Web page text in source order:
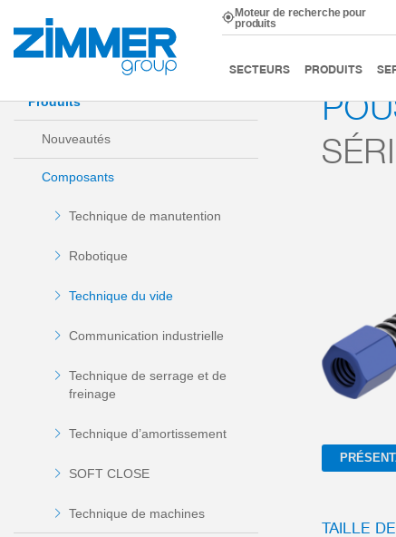
Moteur de recherche pour
produits
SECTEURS PRODUITS
Démarrage Produits Composants Technique du
Produits
Nouveautés
Composants
Technique de manutention
Robotique
Technique du vide
Communication industrielle
Technique de serrage et de
freinage
Technique d’amortissement
SOFT CLOSE
Technique de machines
TAILLE